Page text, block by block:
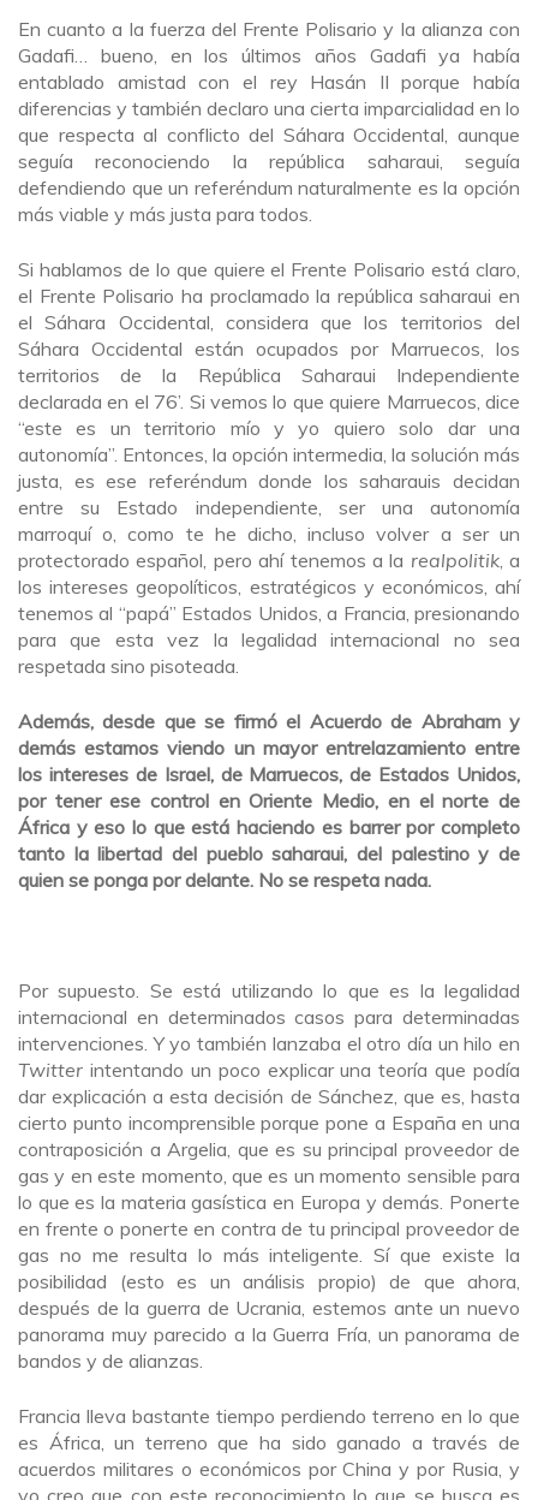
En cuanto a la fuerza del Frente Polisario y la alianza con
Gadafi… bueno, en los últimos años Gadafi ya había
entablado amistad con el rey Hasán II porque había
diferencias y también declaro una cierta imparcialidad en lo
que respecta al conflicto del Sáhara Occidental, aunque
seguía reconociendo la república saharaui, seguía
defendiendo que un referéndum naturalmente es la opción
más viable y más justa para todos.
Si hablamos de lo que quiere el Frente Polisario está claro,
el Frente Polisario ha proclamado la república saharaui en
el Sáhara Occidental, considera que los territorios del
Sáhara Occidental están ocupados por Marruecos, los
territorios de la República Saharaui Independiente
declarada en el 76’. Si vemos lo que quiere Marruecos, dice
“este es un territorio mío y yo quiero solo dar una
autonomía”. Entonces, la opción intermedia, la solución más
justa, es ese referéndum donde los saharauis decidan
entre su Estado independiente, ser una autonomía
marroquí o, como te he dicho, incluso volver a ser un
protectorado español, pero ahí tenemos a la realpolitik, a
los intereses geopolíticos, estratégicos y económicos, ahí
tenemos al “papá” Estados Unidos, a Francia, presionando
para que esta vez la legalidad internacional no sea
respetada sino pisoteada.
Además, desde que se firmó el Acuerdo de Abraham y
demás estamos viendo un mayor entrelazamiento entre
los intereses de Israel, de Marruecos, de Estados Unidos,
por tener ese control en Oriente Medio, en el norte de
África y eso lo que está haciendo es barrer por completo
tanto la libertad del pueblo saharaui, del palestino y de
quien se ponga por delante. No se respeta nada.
Por supuesto. Se está utilizando lo que es la legalidad
internacional en determinados casos para determinadas
intervenciones. Y yo también lanzaba el otro día un hilo en
Twitter intentando un poco explicar una teoría que podía
dar explicación a esta decisión de Sánchez, que es, hasta
cierto punto incomprensible porque pone a España en una
contraposición a Argelia, que es su principal proveedor de
gas y en este momento, que es un momento sensible para
lo que es la materia gasística en Europa y demás. Ponerte
en frente o ponerte en contra de tu principal proveedor de
gas no me resulta lo más inteligente. Sí que existe la
posibilidad (esto es un análisis propio) de que ahora,
después de la guerra de Ucrania, estemos ante un nuevo
panorama muy parecido a la Guerra Fría, un panorama de
bandos y de alianzas.
Francia lleva bastante tiempo perdiendo terreno en lo que
es África, un terreno que ha sido ganado a través de
acuerdos militares o económicos por China y por Rusia, y